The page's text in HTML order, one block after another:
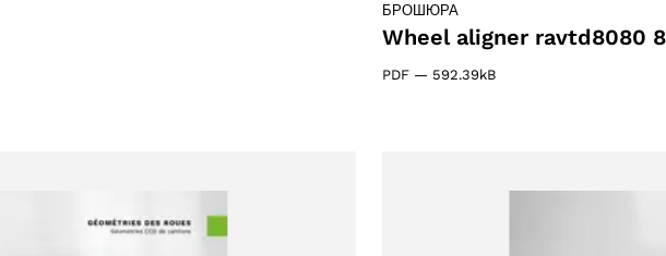
БРОШЮРА
Wheel aligner ravtd8080
PDF — 592.39kB